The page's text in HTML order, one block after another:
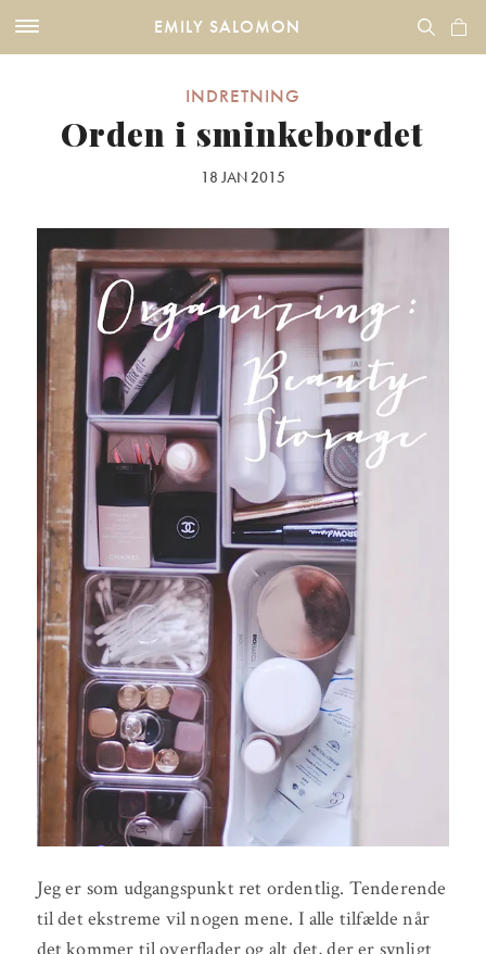
EMILY SALOMON
INDRETNING
Orden i sminkebordet
18 JAN 2015
Jeg er som udgangspunkt ret ordentlig. Tenderende
til det ekstreme vil nogen mene. I alle tilfælde når